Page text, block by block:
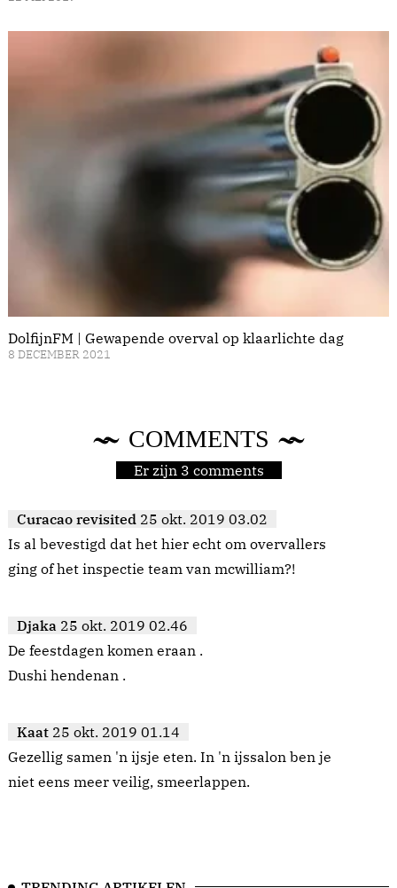
DolfijnFM | Gewapende overval op klaarlichte dag
8 DECEMBER 2021
COMMENTS
Er zijn 3 comments
Curacao revisited 25 okt. 2019 03.02
Is al bevestigd dat het hier echt om overvallers
ging of het inspectie team van mcwilliam?!
Djaka 25 okt. 2019 02.46
De feestdagen komen eraan .
Dushi hendenan .
Kaat 25 okt. 2019 01.14
Gezellig samen 'n ijsje eten. In 'n ijssalon ben je
niet eens meer veilig, smeerlappen.